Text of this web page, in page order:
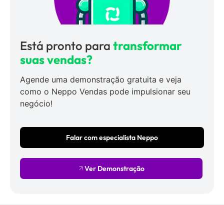
Está pronto para transformar
suas vendas?
Agende uma demonstração gratuita e veja
como o Neppo Vendas pode impulsionar seu
negócio!
Falar com especialista Neppo
Ver Demonstração